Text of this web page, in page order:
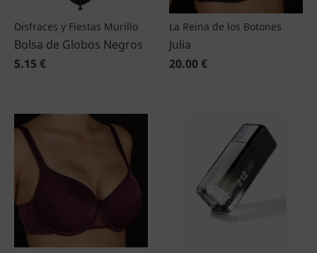
Disfraces y Fiestas Murillo
Bolsa de Globos Negros
5.15 €
La Reina de los Botones
Julia
20.00 €